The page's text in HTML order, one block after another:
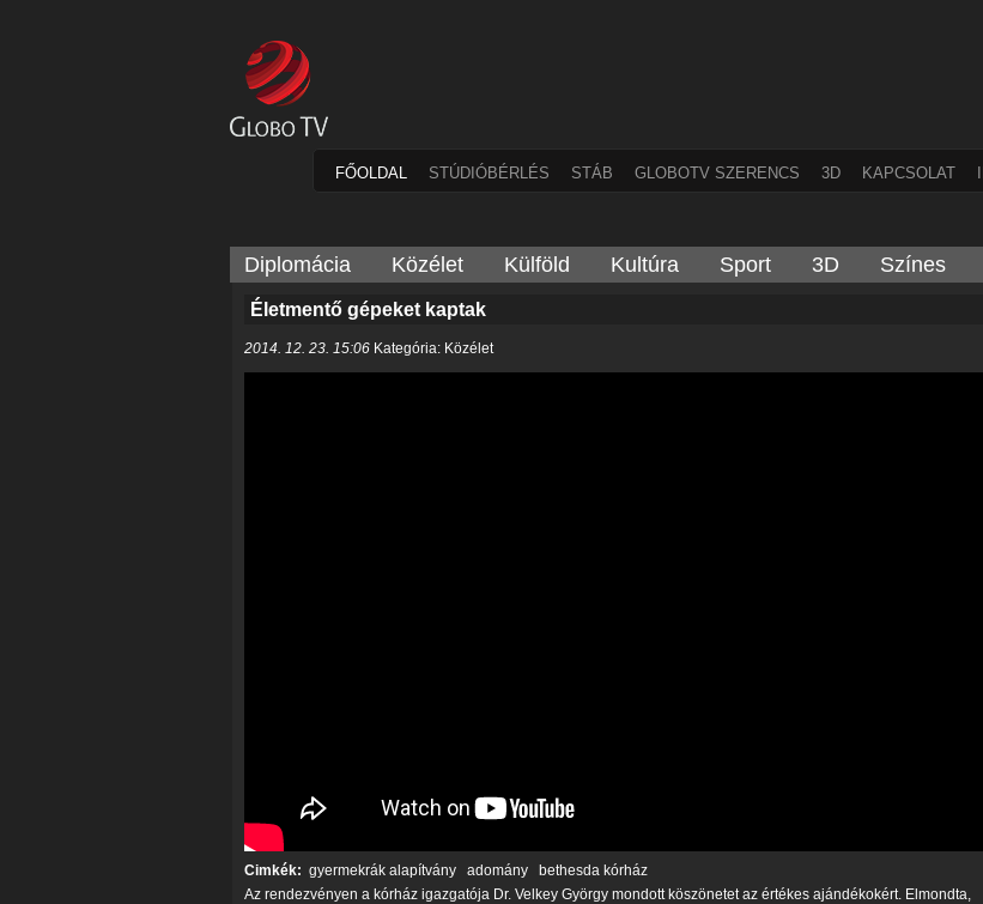
FŐOLDAL STÚDIÓBÉRLÉS STÁB GLOBOTV SZERENCS 3D KAPCSOLAT
Diplomácia Közélet Külföld Kultúra Sport 3D Színes
Életmentő gépeket kaptak
2014. 12. 23. 15:06 Kategória: Közélet
Cimkék: gyermekrák alapítvány adomány
bethesda kórház
Az rendezvényen a kórház igazgatója Dr. Velkey György mondott köszönetet az értékes ajándékokért. Elmondta,